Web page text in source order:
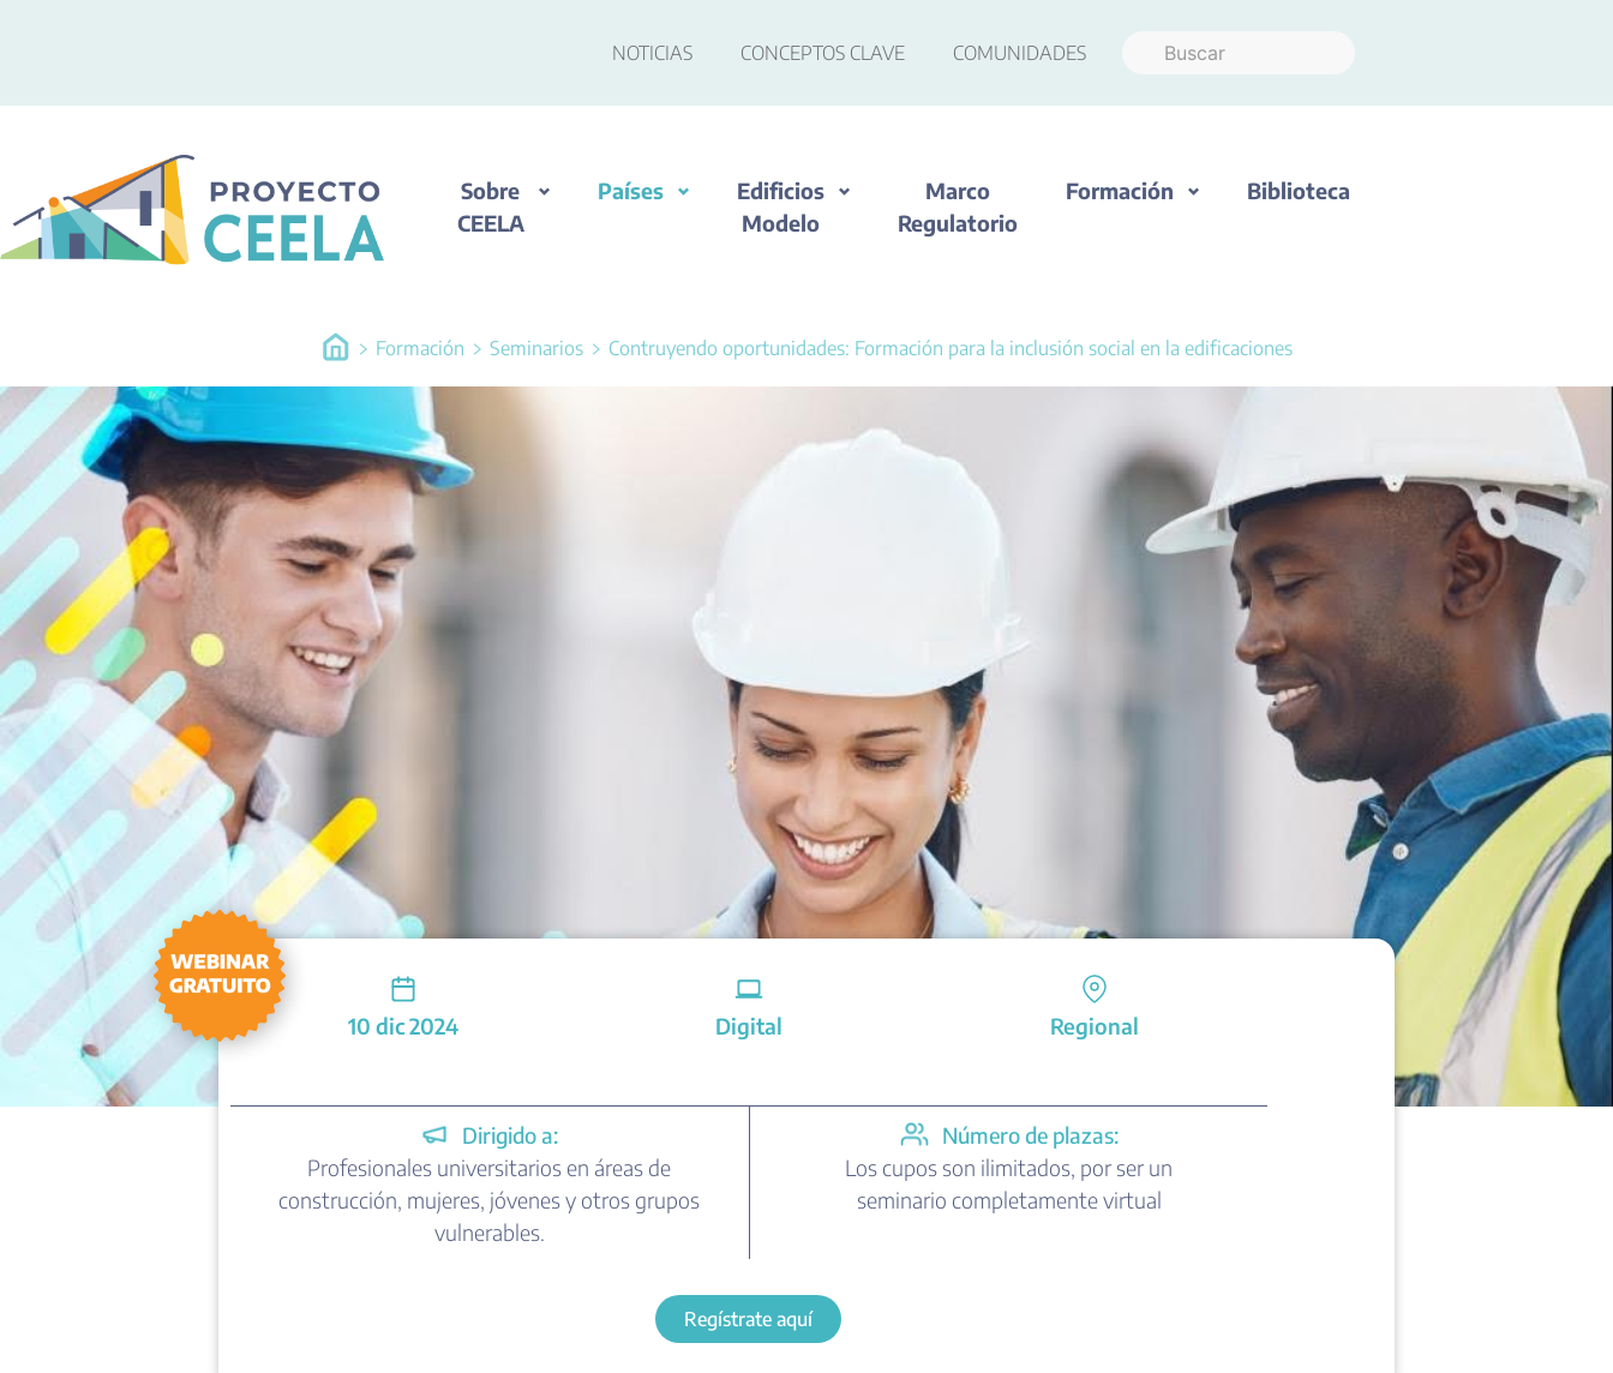
NOTICIAS CONCEPTOS CLAVE COMUNIDADES
Sobre
CEELA
Países
Edificios
Modelo
Marco
Regulatorio
Formación Biblioteca
Formación Seminarios Contruyendo oportunidades: Formación para la inclusión social en la edificaciones
10 dic 2024 Digital Regional
Dirigido a:
Profesionales universitarios en áreas de
construcción, mujeres, jóvenes y otros grupos
vulnerables.
Número de plazas:
Los cupos son ilimitados, por ser un
seminario completamente virtual
Regístrate aquí